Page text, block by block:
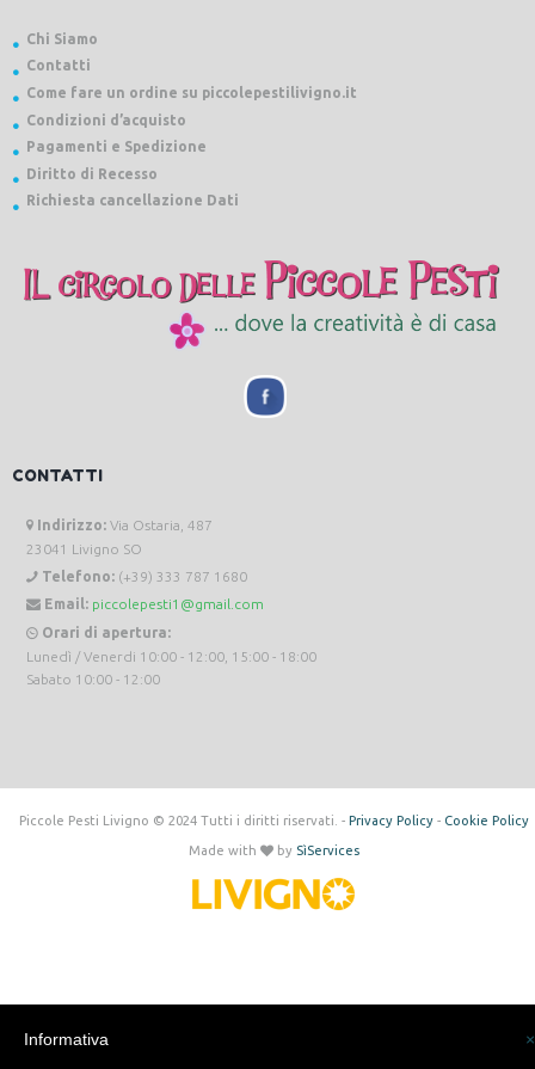
Chi Siamo
Contatti
Come fare un ordine su piccolepestilivigno.it
Condizioni d’acquisto
Pagamenti e Spedizione
Diritto di Recesso
Richiesta cancellazione Dati
CONTATTI
Indirizzo: Via Ostaria, 487
23041 Livigno SO
Telefono: (+39) 333 787 1680
Email: piccolepesti1@gmail.com
Orari di apertura:
Lunedì / Venerdi 10:00 - 12:00, 15:00 - 18:00
Sabato 10:00 - 12:00
Piccole Pesti Livigno © 2024 Tutti i diritti riservati. - Privacy Policy- Cookie Policy
Made with by SìServices
×
Informativa